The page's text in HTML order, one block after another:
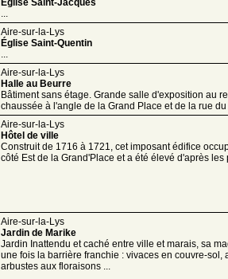
Église Saint-Jacques
...
Aire-sur-la-Lys
Église Saint-Quentin
...
Aire-sur-la-Lys
Halle au Beurre
Bâtiment sans étage. Grande salle d'exposition au
chaussée à l'angle de la Grand Place et de la rue du
Aire-sur-la-Lys
Hôtel de ville
Construit de 1716 à 1721, cet imposant édifice
côté Est de la Grand'Place et a été élevé d'après les
Aire-sur-la-Lys
Jardin de Marike
Jardin Inattendu et caché entre ville et marais, sa
une fois la barrière franchie : vivaces en couvre-sol,
arbustes aux floraisons ...